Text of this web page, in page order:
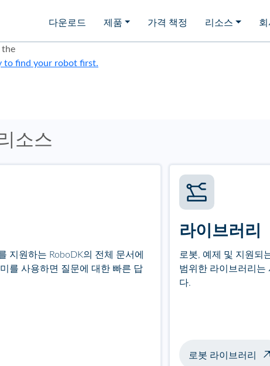
다운로드 제품 가격 책정 리소스
the
to find your robot first.
소스
지원하는 RoboDK의 전체 문서에
를 사용하면 질문에 대한 빠른 답
라이브러리
로봇, 예제 및 지원되
범위한 라이브러리는
다.
로봇 라이브러리